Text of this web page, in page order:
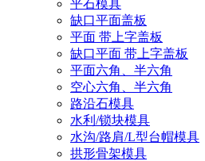
平石模具
缺口平面盖板
平面 带上字盖板
缺口平面 带上字盖板
平面六角、半六角
空心六角、半六角
路沿石模具
水利/锁块模具
水沟/路肩/L型台帽模具
拱形骨架模具